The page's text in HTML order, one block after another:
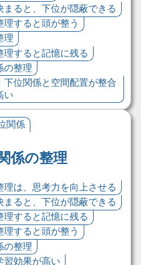
ると、下位が隠蔽できる
すると頭が整う
理
すると記憶に残る
の整理
位関係と空間配置が整合
い
関係
係の整理
は、思考力を向上させる
ると、下位が隠蔽できる
すると記憶に残る
すると頭が整う
の整理
習効果が高い